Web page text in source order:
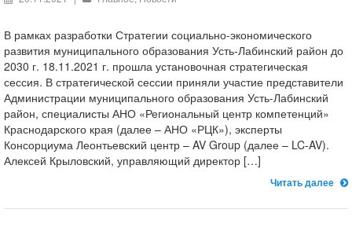
В рамках разработки Стратегии социально-экономического
развития муниципального образования Усть-Лабинский район до
2030 г. 18.11.2021 г. прошла установочная стратегическая
сессия. В стратегической сессии приняли участие представители
Администрации муниципального образования Усть-Лабинский
район, специалисты АНО «Региональный центр компетенций»
Краснодарского края (далее – АНО «РЦК»), эксперты
Консорциума Леонтьевский центр – AV Group (далее – LC-AV).
Алексей Крыловский, управляющий директор […]
Читать далее